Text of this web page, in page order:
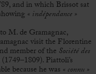
and in which Brissot sat
« indépendance »
to M. de Gramagnac,
visit the Florentine
member of the Société des
Piattoli’s
because he was « connu »